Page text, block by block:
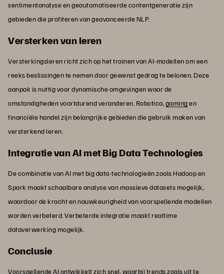
sentimentanalyse en geautomatiseerde contentgeneratie zijn
gebieden die profiteren van geavanceerde NLP.
Versterken van leren
Versterkingsleren richt zich op het trainen van AI-modellen om een
reeks beslissingen te nemen door gewenst gedrag te belonen. Deze
aanpak is nuttig voor dynamische omgevingen waar de
omstandigheden voortdurend veranderen. Robotica,gamingen
financiële handel zijn belangrijke gebieden die gebruik maken van
versterkend leren.
Integratie van AI met Big Data Technologies
De combinatie van AI met big data-technologieën zoals Hadoop en
Spark maakt schaalbare analyse van massieve datasets mogelijk,
waardoor de kracht en nauwkeurigheid van voorspellende modellen
worden verbeterd. Verbeterde integratie maakt realtime
dataverwerking mogelijk.
Conclusie
Voorspellende AI ontwikkelt zich snel, waarbij trends zoals uit te